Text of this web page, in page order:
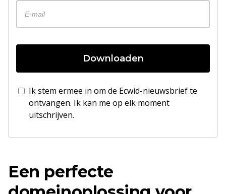
Downloaden
Ik stem ermee in om de Ecwid-nieuwsbrief te
ontvangen. Ik kan me op elk moment
uitschrijven.
Een perfecte